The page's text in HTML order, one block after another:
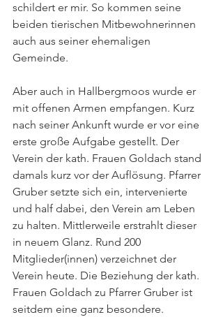
schildert er mir. So kommen seine
beiden tierischen Mitbewohnerinnen
auch aus seiner ehemaligen
Gemeinde.
Aber auch in Hallbergmoos wurde er
mit offenen Armen empfangen. Kurz
nach seiner Ankunft wurde er vor eine
erste große Aufgabe gestellt. Der
Verein der kath. Frauen Goldach stand
damals kurz vor der Auflösung. Pfarrer
Gruber setzte sich ein, intervenierte
und half dabei, den Verein am Leben
zu halten. Mittlerweile erstrahlt dieser
in neuem Glanz. Rund 200
Mitglieder(innen) verzeichnet der
Verein heute. Die Beziehung der kath.
Frauen Goldach zu Pfarrer Gruber ist
seitdem eine ganz besondere.